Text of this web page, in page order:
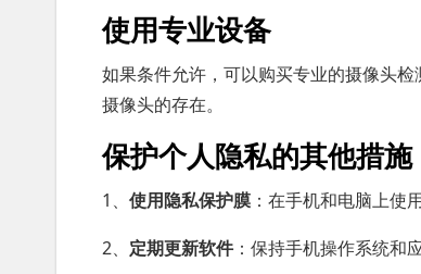
使用专业设备
如果条件允许，可以购买专业的摄像头
摄像头的存在。
保护个人隐私的其他措施
1、 使用隐私保护膜 ：在手机和电脑上使
2、 定期更新软件：保持手机操作系统和